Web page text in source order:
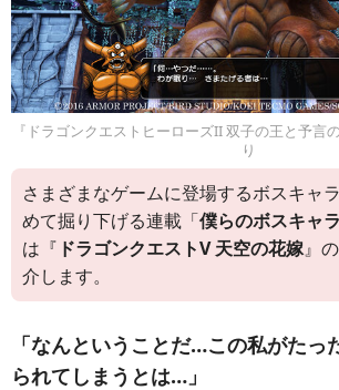
『ドラゴンクエストヒーローズII 双子の王と予言
り
さまざまなゲームに登場するボスキャ
めて掘り下げる連載「僕らのボスキャ
は『 ドラゴンクエストV 天空の花嫁』の
介します。
「なんということだ…この私がたっ
られてしまうとは… 」